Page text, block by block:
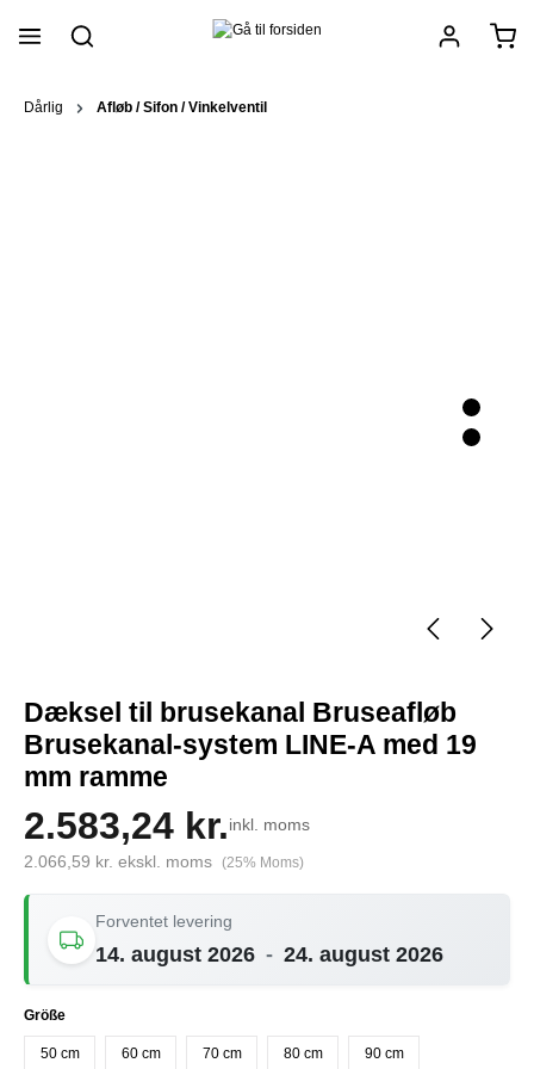
Dårlig Afløb / Sifon / Vinkelventil
Dæksel til brusekanal Bruseafløb
Brusekanal-system LINE-A med 19
mm ramme
2.583,24 kr. inkl. moms
2.066,59 kr. ekskl. moms (25% Moms)
Forventet levering
14. august 2026 - 24. august 2026
Vælg
Größe
50 cm 60 cm 70 cm 80 cm 90 cm